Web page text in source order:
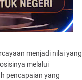
menjadi nilai yang
melalui
pencapaian yang